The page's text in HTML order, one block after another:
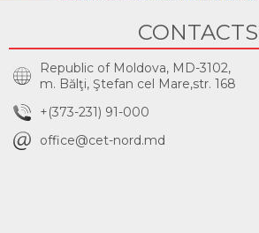
CONTACTS
Republic of Moldova, MD-3102,
m. Bălţi, Ştefan cel Mare,str. 168
+(373-231) 91-000
office@cet-nord.md